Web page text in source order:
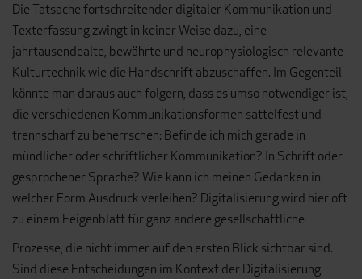
Die Tatsache fortschreitender digitaler Kommunikation und
Texterfassung zwingt in keiner Weise dazu, eine
jahrtausendealte, bewährte und neurophysiologisch relevante
Kulturtechnik wie die Handschrift abzuschaffen. Im Gegenteil
könnte man daraus auch folgern, dass es umso notwendiger ist,
die verschiedenen Kommunikationsformen sattelfest und
trennscharf zu beherrschen: Befinde ich mich gerade in
mündlicher oder schriftlicher Kommunikation? In Schrift oder
gesprochener Sprache? Wie kann ich meinen Gedanken in
welcher Form Ausdruck verleihen? Digitalisierung wird hier oft
zu einem Feigenblatt für ganz andere gesellschaftliche
Prozesse, die nicht immer auf den ersten Blick sichtbar sind.
Sind diese Entscheidungen im Kontext der Digitalisierung